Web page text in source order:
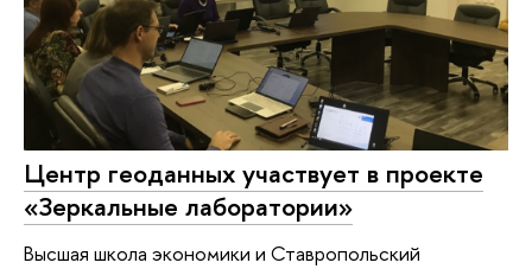
Центр геоданных участвует в проекте
«Зеркальные лаборатории»
Высшая школа экономики и Ставропольский